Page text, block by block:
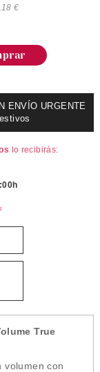
€
ENVÍO URGENTE
lo recibirás:
True
volumen con